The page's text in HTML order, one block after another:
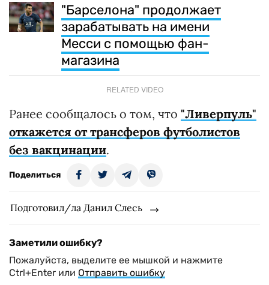
"Барселона" продолжает
зарабатывать на имени
Месси с помощью фан-
магазина
RELATED VIDEO
Ранее сообщалось о том, что "Ливерпуль"
откажется от трансферов футболистов
без вакцинации.
Поделиться
Подготовил/ла Данил Слесь
Заметили ошибку?
Пожалуйста, выделите ее мышкой и нажмите
Ctrl+Enter или Отправить ошибку